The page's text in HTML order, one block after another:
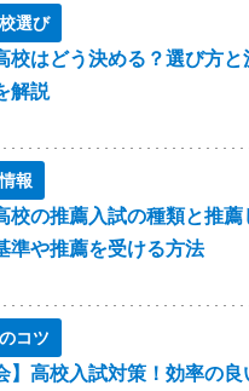
選び
校はどう決める？選び方と
解説
報
校の推薦入試の種類と推薦
準や推薦を受ける方法
コツ
】高校入試対策！効率の